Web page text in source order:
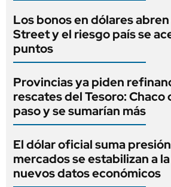
Los bonos en dólares abren
Street y el riesgo país se
puntos
Provincias ya piden
rescates del Tesoro: Chaco
paso y se sumarían más
El dólar oficial suma
mercados se estabilizan a
nuevos datos económicos